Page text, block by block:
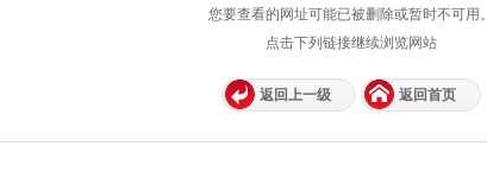
您要查看的网址可能已被删除或暂时不可用。
点击下列链接继续浏览网站
返回上一级 返回首页